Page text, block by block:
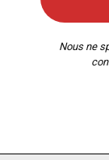
Nous ne